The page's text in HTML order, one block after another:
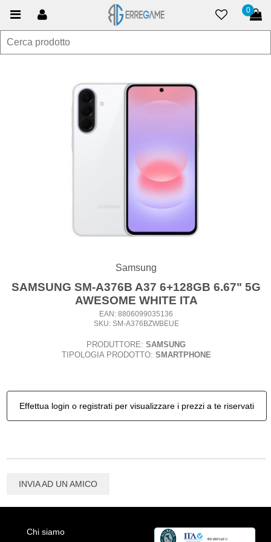
0
Samsung
SAMSUNG SM-A376B A37 6+128GB 6.67" 5G
AWESOME WHITE ITA
EAN: 8806099035136
SKU: SM-A376BZWBEUE
PRODUTTORE: SAMSUNG
TIPOLOGIA PRODOTTO: SMARTPHONE
Effettua login o registrati per visualizzare i prezzi a te riservati
INVIA AD UN AMICO
Chi siamo